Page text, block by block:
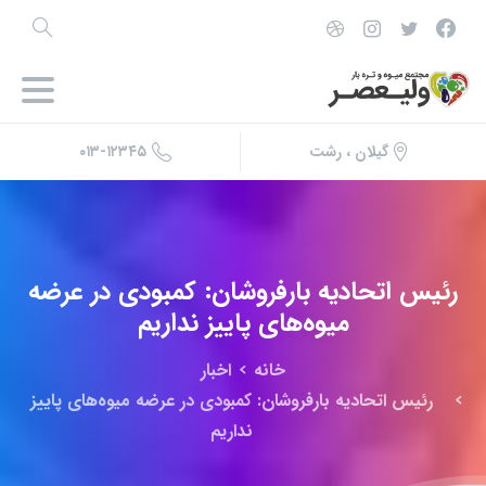
گیلان ، رشت ۰۱۳-۱۲۳۴۵
رئیس اتحادیه بارفروشان: کمبودی در عرضه
میوه‌های پاییز نداریم
خانه
اخبار
رئیس اتحادیه بارفروشان: کمبودی در عرضه میوه‌های پاییز
نداریم